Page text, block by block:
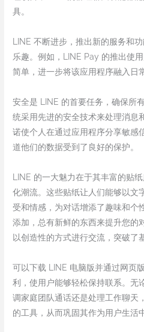
具。
LINE 不断进步，推出新的服务和
乐趣。例如，LINE Pay 的推出使
简单，进一步将该应用程序融入日
安全是 LINE 的首要任务，确保所
统采用先进的安全技术来处理消息
诺使个人在通过应用程序分享敏感
道他们的数据受到了良好的保护。
LINE 的一大魅力在于其丰富的贴
化潮流。这些贴纸让人们能够以文
受和情感，为对话增添了趣味和个
添加，总有新鲜的东西来提升您的
以创造性的方式进行交流，突破了
可以下载 LINE 电脑版并通过网页
利，使用户能够轻松保持联系。无
调家庭团队通话还是处理工作聊天
的工具，从而巩固其作为用户生活